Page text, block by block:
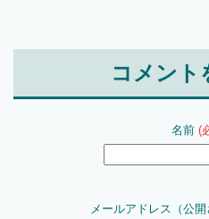
コメント
名前 (
メールアドレス（公開